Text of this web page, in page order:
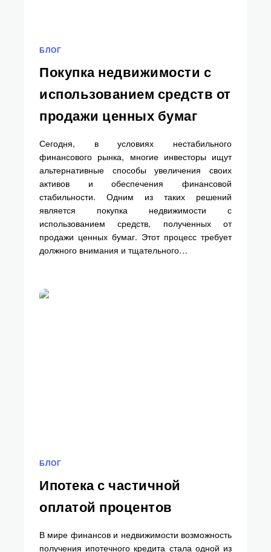
БЛОГ
Покупка недвижимости с
использованием средств от
продажи ценных бумаг
Сегодня, в условиях нестабильного
финансового рынка, многие инвесторы ищут
альтернативные способы увеличения своих
активов и обеспечения финансовой
стабильности. Одним из таких решений
является покупка недвижимости с
использованием средств, полученных от
продажи ценных бумаг. Этот процесс требует
должного внимания и тщательного…
БЛОГ
Ипотека с частичной
оплатой процентов
В мире финансов и недвижимости возможность
получения ипотечного кредита стала одной из